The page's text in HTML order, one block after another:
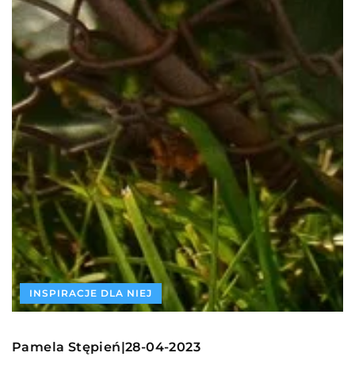
INSPIRACJE DLA NIEJ
Pamela Stępień |28-04-2023